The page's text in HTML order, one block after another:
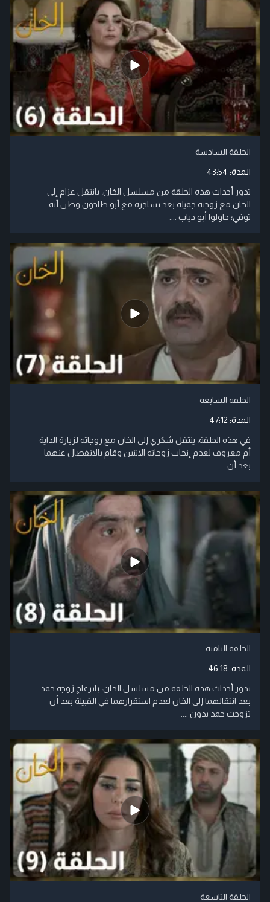
الحلقة السادسة
المدة: 43:54
تدور أحداث هذه الحلقة من مسلسل الخان، بانتقل عزام إلى
الخان مع زوجته جميلة بعد تشاجره مع أبو طاحون وظن أنه
توفي؛ حاولوا أبو دياب ....
الحلقة السابعة
المدة: 47:12
في هذه الحلقة، ينتقل شكري إلى الخان مع زوجاته لزيارة الداية
أم معروف لعدم إنجاب زوجاته الاثنين وقام بالانفصال عنهما
بعد أن ....
الحلقة الثامنة
المدة: 46:18
تدور أحداث هذه الحلقة من مسلسل الخان، بانزعاج زوجة حمد
بعد انتقالهما إلى الخان لعدم استقرارهما في القبيلة بعد أن
تزوجت حمد بدون ....
الحلقة التاسعة